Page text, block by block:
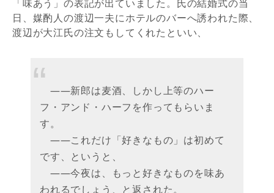
「味あう」の表記が出ていました。氏の結婚式の当
日、媒酌人の渡辺一夫にホテルのバーへ誘われた際、
渡辺が大江氏の注文もしてくれたといい、
――新郎は麦酒、しかし上等のハー
フ・アンド・ハーフを作ってもらいま
す。
――これだけ「好きなもの」は初めて
です、というと、
――今夜は、もっと好きなものを味あ
われるでしょう、と返された。